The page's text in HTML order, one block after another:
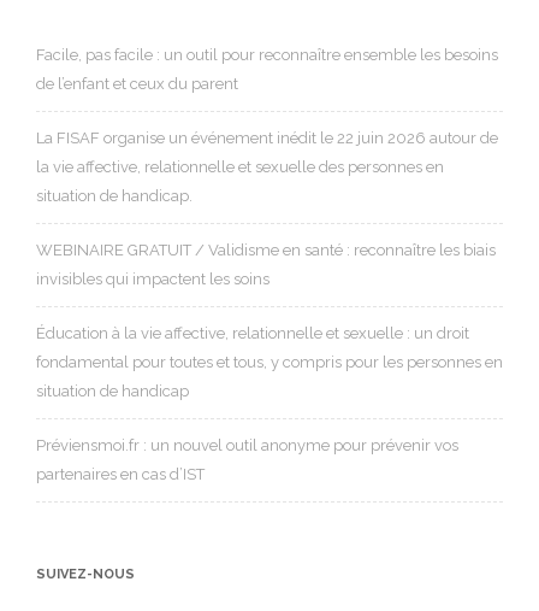
Facile, pas facile : un outil pour reconnaître ensemble les besoins
de l’enfant et ceux du parent
La FISAF organise un événement inédit le 22 juin 2026 autour de
la vie affective, relationnelle et sexuelle des personnes en
situation de handicap.
WEBINAIRE GRATUIT / Validisme en santé : reconnaître les biais
invisibles qui impactent les soins
Éducation à la vie affective, relationnelle et sexuelle : un droit
fondamental pour toutes et tous, y compris pour les personnes en
situation de handicap
Préviensmoi.fr : un nouvel outil anonyme pour prévenir vos
partenaires en cas d’IST
SUIVEZ-NOUS